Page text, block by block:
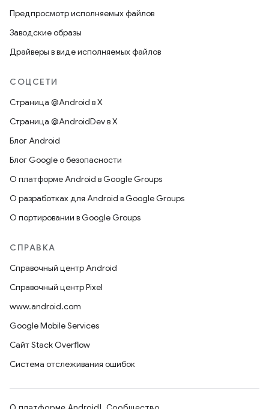
Предпросмотр исполняемых файлов
Заводские образы
Драйверы в виде исполняемых файлов
СОЦСЕТИ
Страница @Android в X
Страница @AndroidDev в X
Блог Android
Блог Google о безопасности
О платформе Android в Google Groups
О разработках для Android в Google Groups
О портировании в Google Groups
СПРАВКА
Справочный центр Android
Справочный центр Pixel
www.android.com
Google Mobile Services
Сайт Stack Overflow
Система отслеживания ошибок